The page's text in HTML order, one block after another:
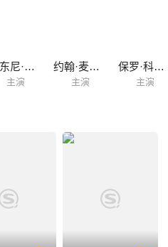
安东尼·泽比
主演
约翰·麦克因泰
主演
保罗·科斯罗
主演